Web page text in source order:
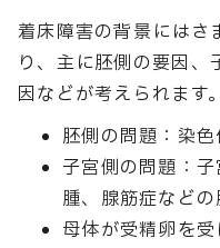
着床障害の背景にはさ
り、主に胚側の要因、
因などが考えられます。
胚側の問題：染
子宮側の問題：
腫、腺筋症など
母体が受精卵を